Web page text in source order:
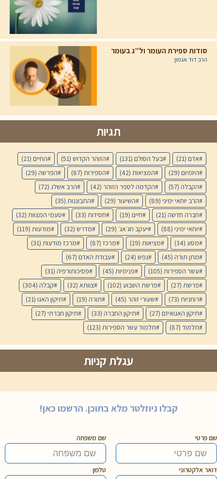
סודות ספירת העומר ול”ג בעומר
הרב דוד אגמון
תגיות
אדם (21) בעל הסולם (131) הזוהר הקדוש (51) החיים (21)
היומיום (29) המציאות (42) הספירות (87) הפרשה (29)
הקבלה (57) הקדמה לספר הזוהר (42) הרב אשלג (72)
הרב יוחאי ימיני (89) השיעור (29) התבוננות (35)
חברה חדשה (21) חיים (19) חסידות (33) טעמי המצוות (32)
יוחאי ימיני (88) יעקב חג׳אג׳ (29) מדרש (32) מודעות (119)
מסע (34) מציאות (19) מרכז (87) מרכז מודעות (31)
מתן תורה (45) נפש (24) עבודת האדם (67)
עשר הספירות (105) פנימיות (45) פסיכותורפיה (31)
פרשת (27) פרשת השבוע (102) צוותא (32) קבלה (304)
רוחניות (73) שעורי זוהר (45) תורה (19) תיקון האגו (21)
תיקון האגואיזם (27) תיקון החברה (33) תיקון חברתי (27)
תלמוד (87) תלמוד עשר הספירות (123)
עגלת קניות
קבלו ניוזלטר מלא בתוכן. הרשמו כאן!
שם פרטי שם משפחה
דואר אלקטרוני טלפון